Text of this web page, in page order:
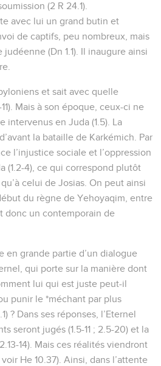
(2 R 24.1).
avec lui un grand butin et
de captifs, peu nombreux, mais
judéenne (Dn 1.1). Il inaugure ainsi
et sait avec quelle
Mais à son époque, ceux-ci ne
intervenus en Juda (1.5). La
la bataille de Karkémich. Par
l’injustice sociale et l’oppression
(1.2-4), ce qui correspond plutôt
celui de Josias. On peut ainsi
du règne de Yehoyaqim, entre
donc un contemporain de
en grande partie d’un dialogue
qui porte sur la manière dont
lui qui est juste peut-il
punir le *méchant par plus
? Dans ses réponses, l’Eternel
seront jugés (1.5-11 ; 2.5-20) et la
14). Mais ces réalités viendront
He 10.37). Ainsi, dans l’attente